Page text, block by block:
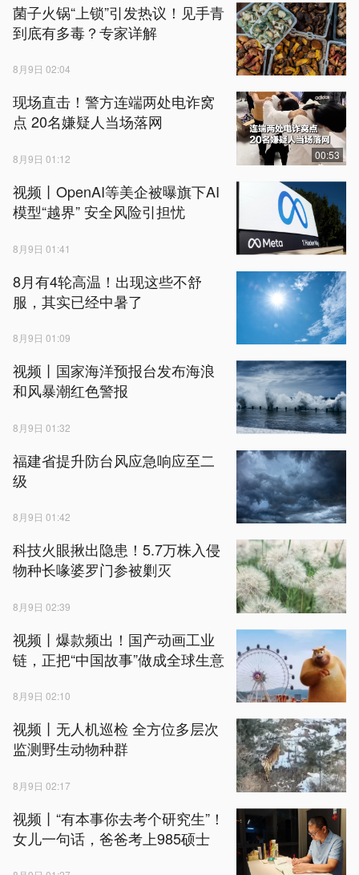
菌子火锅“上锁”引发热议！见手青
到底有多毒？专家详解
8月9日 02:04
现场直击！警方连端两处电诈窝
点 20名嫌疑人当场落网
8月9日 01:12 00:53
视频丨OpenAI等美企被曝旗下AI
模型“越界” 安全风险引担忧
8月9日 01:41
8月有4轮高温！出现这些不舒
服，其实已经中暑了
8月9日 01:09
视频丨国家海洋预报台发布海浪
和风暴潮红色警报
8月9日 01:32
福建省提升防台风应急响应至二
级
8月9日 01:42
科技火眼揪出隐患！5.7万株入侵
物种长喙婆罗门参被剿灭
8月9日 02:39
视频丨爆款频出！国产动画工业
链，正把“中国故事”做成全球生意
8月9日 02:10
视频丨无人机巡检 全方位多层次
监测野生动物种群
8月9日 02:17
视频丨“有本事你去考个研究生”！
女儿一句话，爸爸考上985硕士